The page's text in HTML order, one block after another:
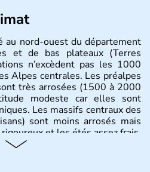
au nord-ouest du département
et de bas plateaux (Terres
n’excèdent pas les 1000
Alpes centrales. Les préalpes
très arrosées (1500 à 2000
modeste car elles sont
Les massifs centraux des
sont moins arrosés mais
et les étés assez frais.